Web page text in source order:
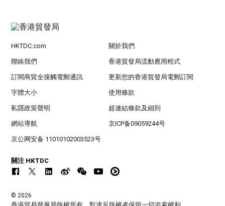
HKTDC.com 關於我們
聯絡我們 香港貿發局流動應用程式
訂閱商貿全接觸電郵通訊 更新您的香港貿發局電郵訂閱
字體大小 使用條款
私隱政策聲明 超連結條款及細則
網站導航 京ICP备09059244号
京公网安备 11010102003523号
關注 HKTDC
© 2026